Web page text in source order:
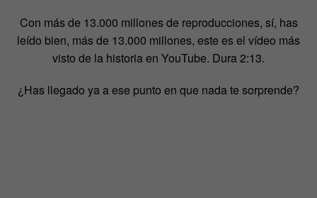
Con más de 13.000 millones de reproducciones, sí, has
leído bien, más de 13.000 millones, este es el vídeo más
visto de la historia en YouTube. Dura 2:13.
¿Has llegado ya a ese punto en que nada te sorprende?